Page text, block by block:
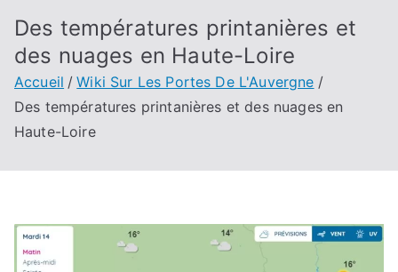
Des températures printanières et
des nuages en Haute-Loire
Accueil
Wiki Sur Les Portes De L'Auvergne
Des températures printanières et des nuages en
Haute-Loire